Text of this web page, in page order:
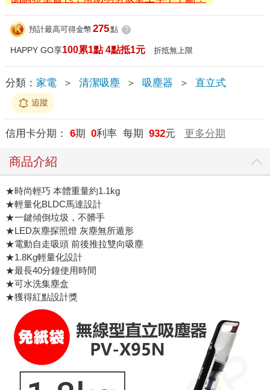
預計最高可得金幣 275點 ?
HAPPY GO享100累1點 4點抵1元 折抵無上限
分類： 家電 ＞ 清潔吸塵 ＞ 吸塵器 ＞ 直立式
追蹤
信用卡分期： 6期 0利率 每期 932元 更多分期
商品介紹
★時尚輕巧 本體重量約1.1kg
★輕量化BLDC馬達設計
★一鍵傾倒垃圾，不髒手
★LED灰塵探照燈 灰塵無所遁形
★電動自走吸頭 前後推拉雙向吸塵
★1.8Kg輕量化設計
★最長40分鐘使用時間
★可水洗集塵盒
★獲得紅點設計獎